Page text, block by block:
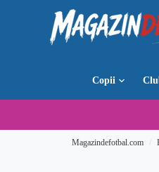
Copii
Magazindefotbal.com